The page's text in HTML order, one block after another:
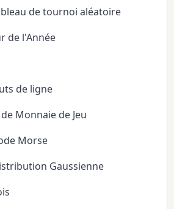
de tournoi aléatoire
de l'Année
de ligne
Monnaie de Jeu
Morse
Gaussienne